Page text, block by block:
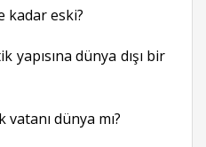
kadar eski?
dünya dışı bir
dünya mı?